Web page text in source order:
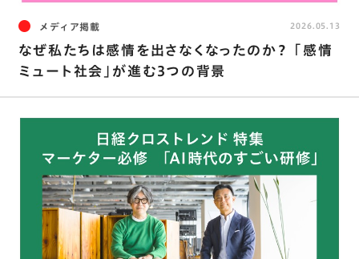
メディア掲載
なぜ私たちは感情を出さなくなったのか？ ｢感情
ミュート社会｣が進む3つの背景
2026.05.13